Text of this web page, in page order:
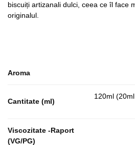
biscuiți artizanali dulci, ceea ce îl face
originalul.
Aroma
Cantitate (ml)
120ml
Viscozitate -Raport
(VG/PG)